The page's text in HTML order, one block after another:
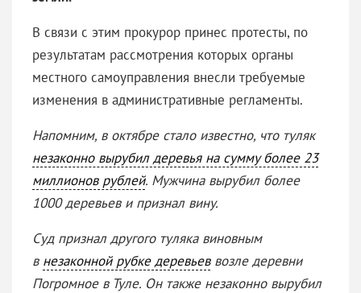
В связи с этим прокурор принес протесты, по
результатам рассмотрения которых органы
местного самоуправления внесли требуемые
изменения в административные регламенты.
Напомним, в октябре стало известно, что туляк
незаконно вырубил деревья на сумму более 23
миллионов рублей. Мужчина вырубил более
1000 деревьев и признал вину.
Суд признал другого туляка виновным
в незаконной рубке деревьеввозле деревни
Погромное в Туле. Он также незаконно вырубил